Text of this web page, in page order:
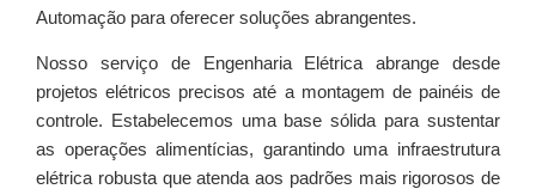
Automação para oferecer soluções abrangentes.
Nosso serviço de Engenharia Elétrica abrange desde
projetos elétricos precisos até a montagem de painéis de
controle. Estabelecemos uma base sólida para sustentar
as operações alimentícias, garantindo uma infraestrutura
elétrica robusta que atenda aos padrões mais rigorosos de